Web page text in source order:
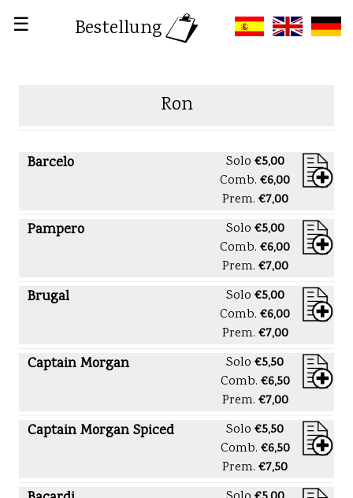
☰ Bestellung
Ron
Barcelo Solo €5,00
Comb. €6,00
Prem. €7,00
Pampero Solo €5,00
Comb. €6,00
Prem. €7,00
Brugal Solo €5,00
Comb. €6,00
Prem. €7,00
Captain Morgan Solo €5,50
Comb. €6,50
Prem. €7,00
Captain Morgan Spiced Solo €5,50
Comb. €6,50
Prem. €7,50